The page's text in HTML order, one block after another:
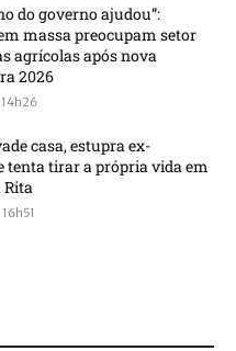
do governo ajudou”:
massa preocupam setor
agrícolas após nova
2026
casa, estupra ex-
tenta tirar a própria vida em
Rita